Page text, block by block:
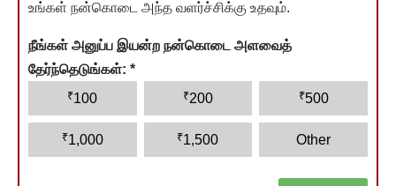
உங்கள் நன்கொடை அந்த வளர்ச்சிக்கு உதவும்.
நீங்கள் அனுப்ப இயன்ற நன்கொடை அளவைத்
தேர்ந்தெடுங்கள்: *
₹100 ₹200 ₹500
₹1,000 ₹1,500 Other